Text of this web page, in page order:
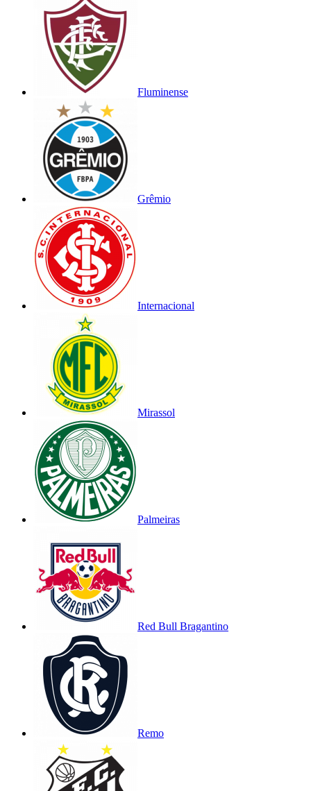
Fluminense
Grêmio
Internacional
Mirassol
Palmeiras
Red Bull Bragantino
Remo